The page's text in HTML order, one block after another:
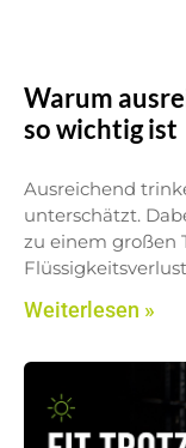
Warum
so wichtig ist
Ausreichend
unterschätzt.
zu einem großen
Weiterlesen »